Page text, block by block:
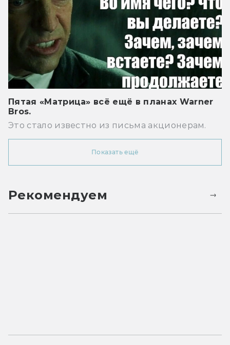
Пятая «Матрица» всё ещё в планах Warner
Bros.
Это стало известно из письма акционерам.
Показать ещё
Рекомендуем